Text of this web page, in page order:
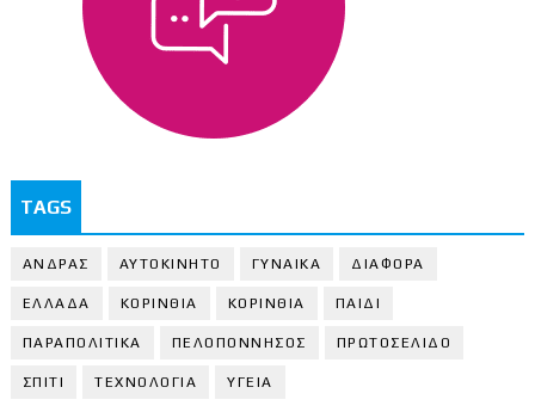
TAGS
ΑΝΔΡΑΣ ΑΥΤΟΚΙΝΗΤΟ ΓΥΝΑΙΚΑ ΔΙΑΦΟΡΑ
ΕΛΛΑΔΑ ΚΟΡΙΝΘΙΑ ΚΟΡΙΝΘΙA ΠΑΙΔΙ
ΠΑΡΑΠΟΛΙΤΙΚΑ ΠΕΛΟΠΟΝΝΗΣΟΣ ΠΡΩΤΟΣΕΛΙΔΟ
ΣΠΙΤΙ ΤΕΧΝΟΛΟΓΙΑ ΥΓΕΙΑ